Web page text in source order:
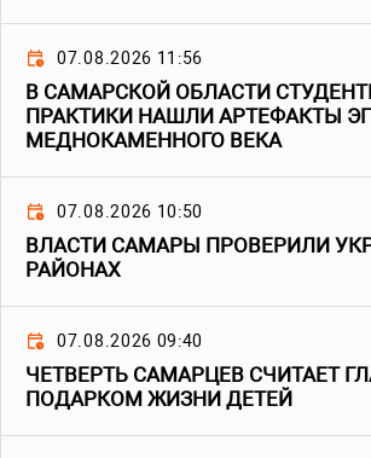
07.08.2026 11:56
В САМАРСКОЙ ОБЛАСТИ
ПРАКТИКИ НАШЛИ АРТЕФАКТЫ
МЕДНОКАМЕННОГО ВЕКА
07.08.2026 10:50
ВЛАСТИ САМАРЫ ПРОВЕРИЛИ
РАЙОНАХ
07.08.2026 09:40
ЧЕТВЕРТЬ САМАРЦЕВ СЧИТАЕТ
ПОДАРКОМ ЖИЗНИ ДЕТЕЙ